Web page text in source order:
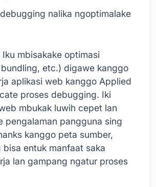
nalika ngoptimalake
Iku mbisakake optimasi
etc.) digawe kanggo
aplikasi web kanggo Applied
proses debugging. Iki
mbukak luwih cepet lan
pengalaman pangguna sing
kanggo peta sumber,
bisa entuk manfaat saka
lan gampang ngatur proses